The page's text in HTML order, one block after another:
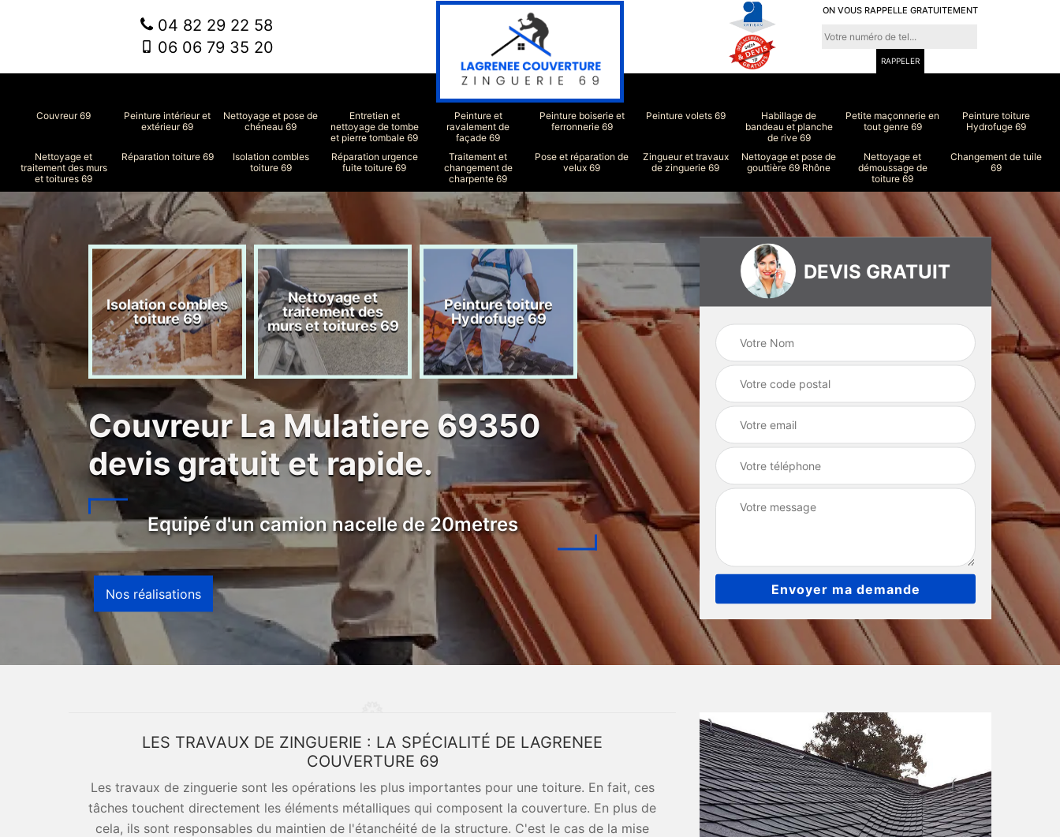
04 82 29 22 58
06 06 79 35 20
ON VOUS RAPPELLE GRATUITEMENT
Couvreur 69
Peinture intérieur et
extérieur 69
Nettoyage et pose de
chéneau 69
Entretien et
nettoyage de tombe
et pierre tombale 69
Peinture et
ravalement de
façade 69
Peinture boiserie et
ferronnerie 69
Peinture volets 69
Habillage de
bandeau et planche
de rive 69
Petite maçonnerie en
tout genre 69
Peinture toiture
Hydrofuge 69
Nettoyage et
traitement des murs
et toitures 69
Réparation toiture 69
Isolation combles
toiture 69
Réparation urgence
fuite toiture 69
Traitement et
changement de
charpente 69
Pose et réparation de
velux 69
Zingueur et travaux
de zinguerie 69
Nettoyage et pose de
gouttière 69 Rhône
Nettoyage et
démoussage de
toiture 69
Changement de tuile
69
de
69
Isolation combles
toiture 69
Nettoyage et
traitement des
murs et toitures 69
Peinture toiture
Hydrofuge 69
Réparation toiture
69
Couvreur 69
Peinture intérieur
et extérieur 69
Couvreur La Mulatiere 69350
devis gratuit et rapide.
Equipé d'un camion nacelle de 20metres
Nos réalisations
DEVIS GRATUIT
LES TRAVAUX DE ZINGUERIE : LA SPÉCIALITÉ DE LAGRENEE
COUVERTURE 69
Les travaux de zinguerie sont les opérations les plus importantes pour une toiture. En fait, ces
tâches touchent directement les éléments métalliques qui composent la couverture. En plus de
cela, ils sont responsables du maintien de l'étanchéité de la structure. C'est le cas de la mise